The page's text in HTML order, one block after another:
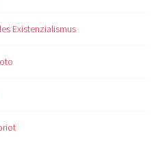
Existenzialismus